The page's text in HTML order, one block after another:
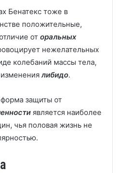
Бенатекс тоже в
положительные,
от оральных
нежелательных
колебаний массы тела,
изменениялибидо.
защиты от
является наиболее
чья половая жизнь не